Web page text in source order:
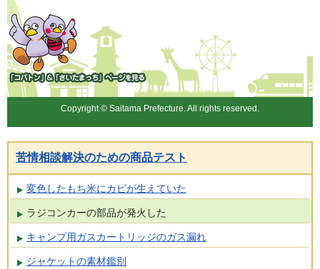
「コバトン」&「さいたまっ
ち」
Copyright © Saitama Prefecture. All rights reserved.
苦情相談解決のための商品テスト
変色したもち米にカビが生えていた
ラジコンカーの部品が発火した
キャンプ用ガスカートリッジのガス漏れ
ジャケットの素材鑑別